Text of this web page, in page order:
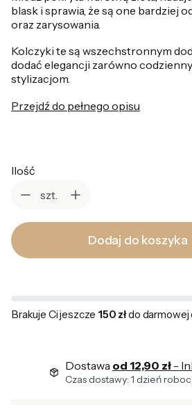
blask i sprawia, że są one bardziej
oraz zarysowania.
Kolczyki te są wszechstronnym
dodać elegancji zarówno
stylizacjom.
Przejdź do pełnego opisu
Ilość
szt.
Dodaj do koszyka
Brakuje Ci jeszcze 150 złdo darmowej
Dostawa od 12,90 zł -
Czas dostawy: 1 dzień